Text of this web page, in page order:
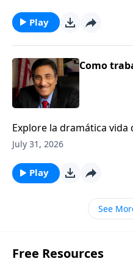
Play
Como
Explore la dramática vida
ilustración de cómo Dios
July 31, 2026
Play
See